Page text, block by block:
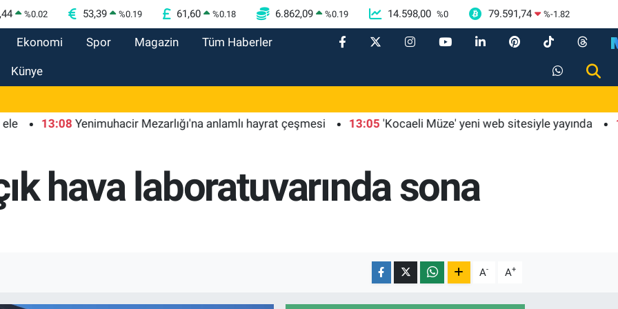
%0.02 53,39 %0.19 61,60 %0.18 6.862,09 %0.19 14.598,00 %0 79.591,74 %-1.82
Ekonomi Spor Magazin Tüm Haberler
Künye
13:08 Yenimuhacir Mezarlığı'na anlamlı hayrat çeşmesi 13:05 'Kocaeli Müze' yeni web sitesiyle yayında 13:01
hava laboratuvarında sona
A- A+